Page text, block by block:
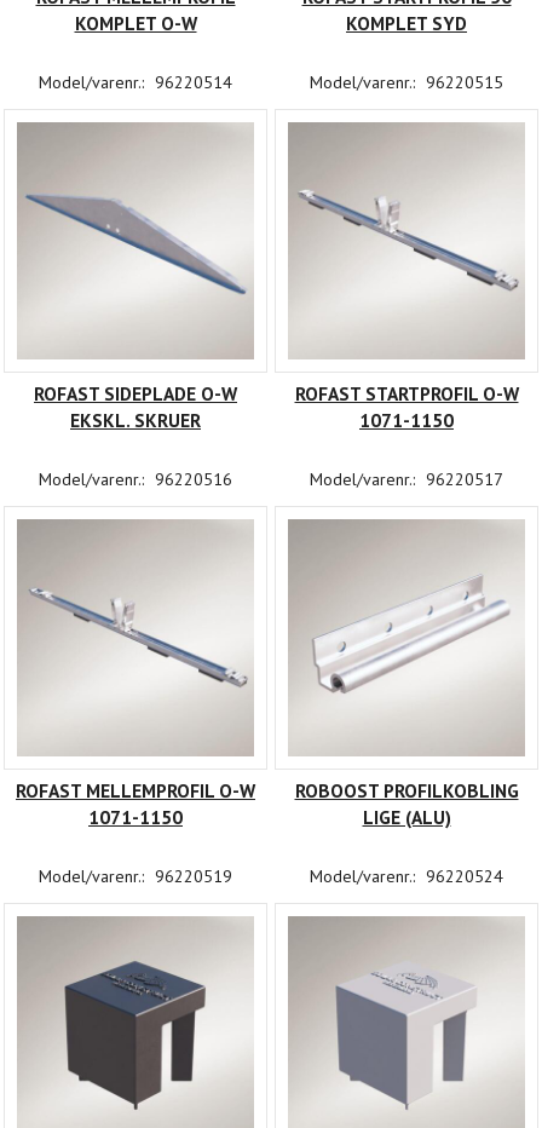
KOMPLET O-W
Model/varenr.: 96220514
KOMPLET SYD
Model/varenr.: 96220515
ROFAST SIDEPLADE O-W
EKSKL. SKRUER
Model/varenr.: 96220516
ROFAST STARTPROFIL O-W
1071-1150
Model/varenr.: 96220517
ROFAST MELLEMPROFIL O-W
1071-1150
Model/varenr.: 96220519
ROBOOST PROFILKOBLING
LIGE (ALU)
Model/varenr.: 96220524